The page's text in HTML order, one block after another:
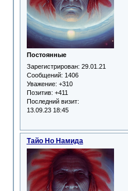
Постоянные
Зарегистрирован: 29.01.21
Сообщений: 1406
Уважение: +310
Позитив: +411
Последний визит:
13.09.23 18:45
Тайо Но Намида